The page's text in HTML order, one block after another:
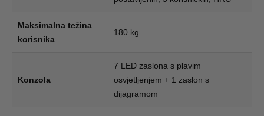
Maksimalna težina
korisnika
180 kg
Konzola
7 LED zaslona s plavim
osvjetljenjem + 1 zaslon s
dijagramom